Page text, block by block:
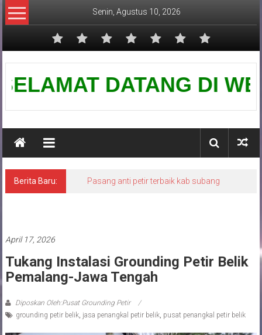
Lompat
ke
Senin, Agustus 10, 2026
Pusat
Grounding DATANG DI
Berita Baru: Pasang anti petir terbaik kab subang
April 17, 2026
Tukang Instalasi Grounding Petir Belik
Pemalang-Jawa Tengah
Diposkan Oleh:Pusat Grounding Petir
grounding petir belik, jasa penangkal petir belik, pusat penangkal petir belik